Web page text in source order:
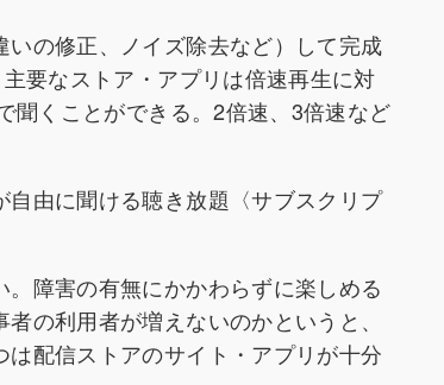
の修正、ノイズ除去など）して完成
要なストア・アプリは倍速再生に対
聞くことができる。2倍速、3倍速など
由に聞ける聴き放題〈サブスクリプ
障害の有無にかかわらずに楽しめる
の利用者が増えないのかというと、
配信ストアのサイト・アプリが十分